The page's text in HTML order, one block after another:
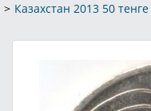
Казахстан 2013 50